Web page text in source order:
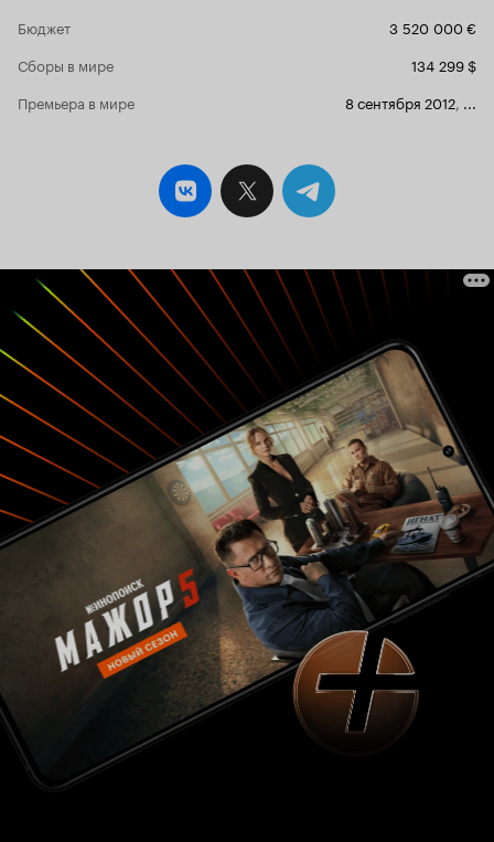
показать, чем чревато их заболевание, и
свои вопросы. И было бы шикарно. Но
фильм - и - на мой взгляд - немного прогадал -
жизнь доктора в целом нет, по крайней мере,
смотрибельно. Вряд ли возникнет желание его
Бюджет
3 520 000 €
Сборы в мире
134 299 $
Премьера в мире
8 сентября 2012